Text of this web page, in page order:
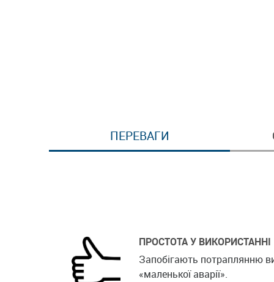
ПЕРЕВАГИ
ПРОСТОТА У ВИКОРИСТАННІ
Запобігають потраплянню
«маленької аварії».